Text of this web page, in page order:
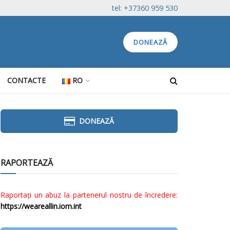
tel: +37360 959 530
DONEAZĂ
CONTACTE RO
DONEAZĂ
RAPORTEAZĂ
Raportați un abuz la partenerul nostru de încredere:
https://weareallin.iom.int